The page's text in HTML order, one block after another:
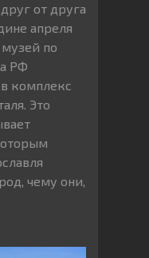
от друга
апреля
музей по
РФ
комплекс
Это
чему они,